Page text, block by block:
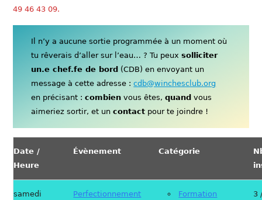
49 46 43 09.
Il n’y a aucune sortie programmée à un moment où
tu rêverais d’aller sur l’eau… ? Tu peuxsolliciter
un.e chef.fe de bord (CDB) en envoyant un
message à cette adresse :cdb@winchesclub.org
en précisant :combien vous êtes,quand vous
aimeriez sortir, et uncontact pour te joindre !
Date /
Heure
Évènement Catégorie
samedi
Perfectionnement
Formation
3